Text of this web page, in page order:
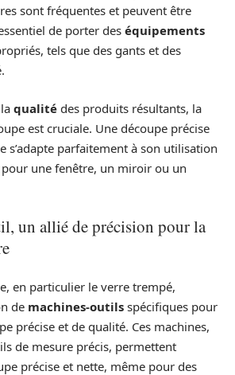
sont fréquentes et peuvent être
de porter des équipements
tels que des gants et des
qualité des produits résultants, la
est cruciale. Une découpe précise
s’adapte parfaitement à son utilisation
une fenêtre, un miroir ou un
un allié de précision pour la
en particulier le verre trempé,
de machines-outils spécifiques pour
précise et de qualité. Ces machines,
de mesure précis, permettent
précise et nette, même pour des